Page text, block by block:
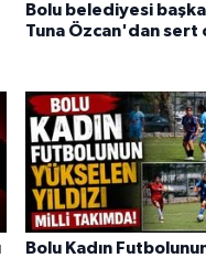
Bolu belediyesi
Tuna Özcan'dan sert
Bolu Kadın